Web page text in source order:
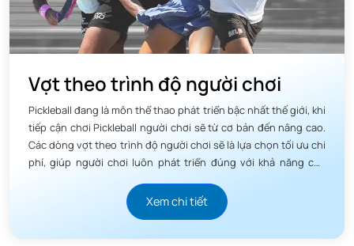
Bảo hành: 1 năm
Được USAPA phê duyệt
Được PBCoR phê duyệt
Vợt theo trình độ người chơi
Pickleball đang là môn thể thao phát triển bậc nhất thế giới, khi
tiếp cận chơi Pickleball người chơi sẽ từ cơ bản đến nâng cao.
Các dòng vợt theo trình độ người chơi sẽ là lựa chọn tối ưu chi
phí, giúp người chơi luôn phát triển đúng với khả năng của
Xem chi tiết